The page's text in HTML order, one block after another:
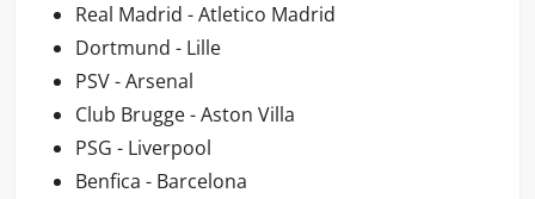
Real Madrid - Atletico Madrid
Dortmund - Lille
PSV - Arsenal
Club Brugge - Aston Villa
PSG - Liverpool
Benfica - Barcelona